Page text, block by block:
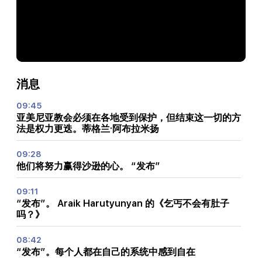
消息
09:45
亚美尼亚教会必须在各地受到保护，但结束这一切的方
法是权力更迭。蒂格兰·阿布拉米扬
09:28
他们将努力赢得沙逊的心。 “发布”
09:11
“发布”。 Araik Harutyunyan 的《乞丐不会有肚子
吗？》
08:42
“发布”。每个人都在自己的系统中感到自在